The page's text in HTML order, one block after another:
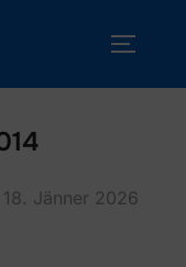
Posted
18. Jänner 2026